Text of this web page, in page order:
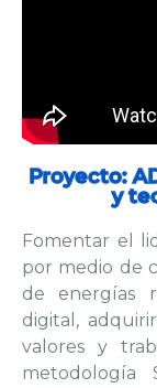
Proyecto:
y
Fomentar el
por medio de
de energías
digital,
valores y
metodología